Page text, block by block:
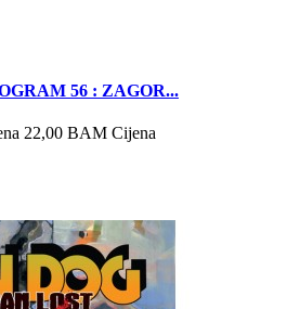
56 : ZAGOR...
22,00 BAM Cijena